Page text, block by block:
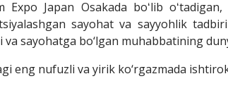
Expo Japan Osakada boʻlib
sayohat va sayyohlik
va sayohatga bo‘lgan muhabbatining
eng nufuzli va yirik ko‘rgazmada